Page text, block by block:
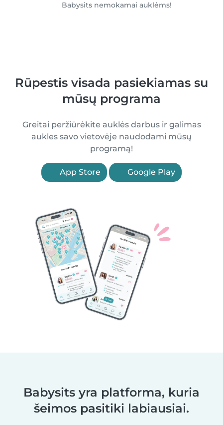
Babysits nemokamai auklėms!
Rūpestis visada pasiekiamas su
mūsų programa
Greitai peržiūrėkite auklės darbus ir galimas
aukles savo vietovėje naudodami mūsų
programą!
App Store Google Play
Babysits yra platforma, kuria
šeimos pasitiki labiausiai.